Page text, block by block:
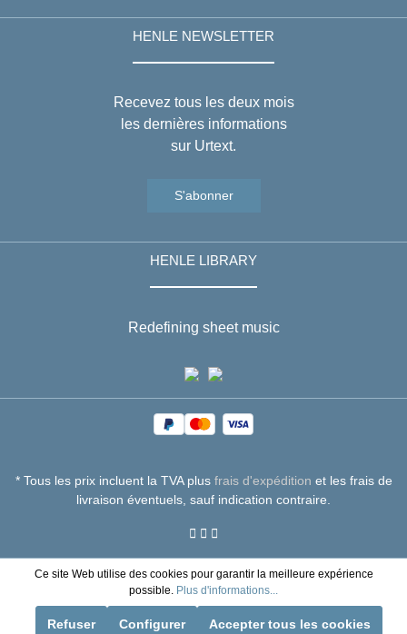
HENLE NEWSLETTER
Recevez tous les deux mois
les dernières informations
sur Urtext.
S'abonner
HENLE LIBRARY
Redefining sheet music
* Tous les prix incluent la TVA plus frais d'expédition et les frais de
livraison éventuels, sauf indication contraire.
Ce site Web utilise des cookies pour garantir la meilleure expérience
possible. Plus d'informations...
Refuser Configurer Accepter tous les cookies